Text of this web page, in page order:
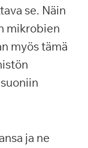
se. Näin
mikrobien
myös tämä
ja ne